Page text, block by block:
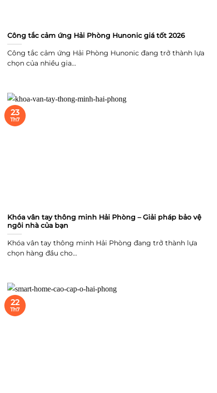
Công tắc cảm ứng Hải Phòng Hunonic giá tốt 2026
Công tắc cảm ứng Hải Phòng Hunonic đang trở thành lựa
chọn của nhiều gia...
Khóa vân tay thông minh Hải Phòng – Giải pháp bảo vệ
ngôi nhà của bạn
Khóa vân tay thông minh Hải Phòng đang trở thành lựa
chọn hàng đầu cho...
23
Th7
22
Th7